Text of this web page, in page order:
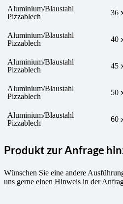
Aluminium/Blaustahl
Pizzablech
36
Aluminium/Blaustahl
Pizzablech
40
Aluminium/Blaustahl
Pizzablech
45
Aluminium/Blaustahl
Pizzablech
50
Aluminium/Blaustahl
Pizzablech
60
Produkt zur Anfrage
Wünschen Sie eine andere
uns gerne einen Hinweis in der